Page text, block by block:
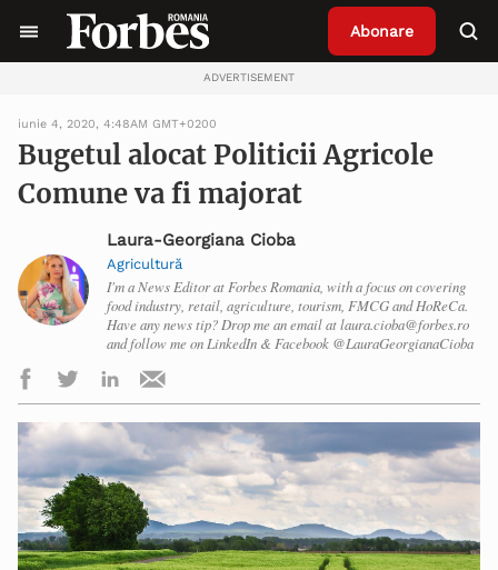
Abonare
ADVERTISEMENT
iunie 4, 2020, 4:48AM GMT+0200
Bugetul alocat Politicii Agricole
Comune va fi majorat
Laura-Georgiana Cioba
Agricultură
I'm a News Editor at Forbes Romania, with a focus on covering
food industry, retail, agriculture, tourism, FMCG and HoReCa.
Have any news tip? Drop me an email at laura.cioba@forbes.ro
and follow me on LinkedIn & Facebook @LauraGeorgianaCioba